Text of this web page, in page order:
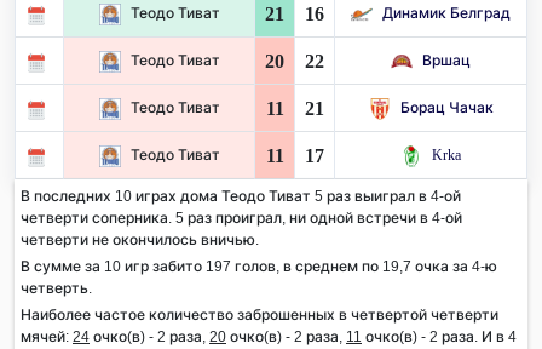
Теодо Тиват 21 16 Динамик Белград
Теодо Тиват 20 22 Вршац
Теодо Тиват 11 21 Борац Чачак
Теодо Тиват 11 17 Krka
В последних 10 играх дома Теодо Тиват 5 раз выиграл в 4-ой
четверти соперника. 5 раз проиграл, ни одной встречи в 4-ой
четверти не окончилось вничью.
В сумме за 10 игр забито 197 голов, в среднем по 19,7 очка за 4-ю
четверть.
Наиболее частое количество заброшенных в четвертой четверти
мячей: 24 очко(в) - 2 раза, 20 очко(в) - 2 раза, 11 очко(в) - 2 раза. И в 4